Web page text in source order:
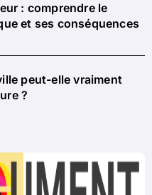
: comprendre le
et ses conséquences
peut-elle vraiment
?